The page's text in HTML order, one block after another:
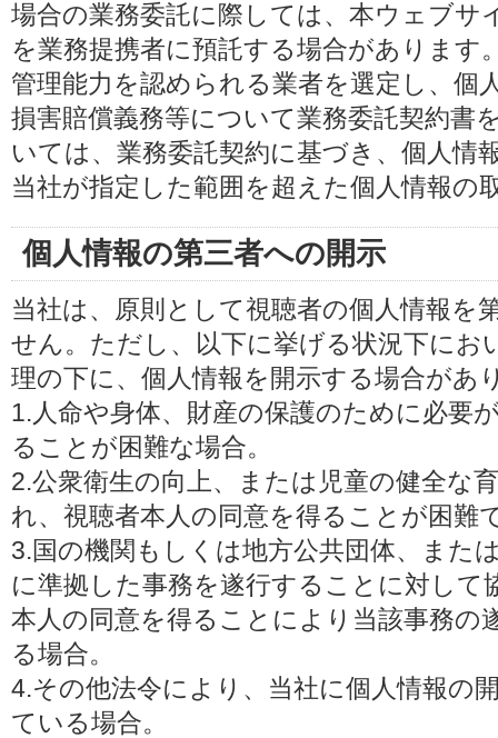
場合の業務委託に際しては、本ウェブサ
を業務提携者に預託する場合があります
管理能力を認められる業者を選定し、個
損害賠償義務等について業務委託契約書
いては、業務委託契約に基づき、個人情
当社が指定した範囲を超えた個人情報の
個人情報の第三者への開示
当社は、原則として視聴者の個人情報を
せん。ただし、以下に挙げる状況下にお
理の下に、個人情報を開示する場合があ
1.人命や身体、財産の保護のために必要
ることが困難な場合。
2.公衆衛生の向上、または児童の健全な
れ、視聴者本人の同意を得ることが困難
3.国の機関もしくは地方公共団体、また
に準拠した事務を遂行することに対して
本人の同意を得ることにより当該事務の
る場合。
4.その他法令により、当社に個人情報の
ている場合。